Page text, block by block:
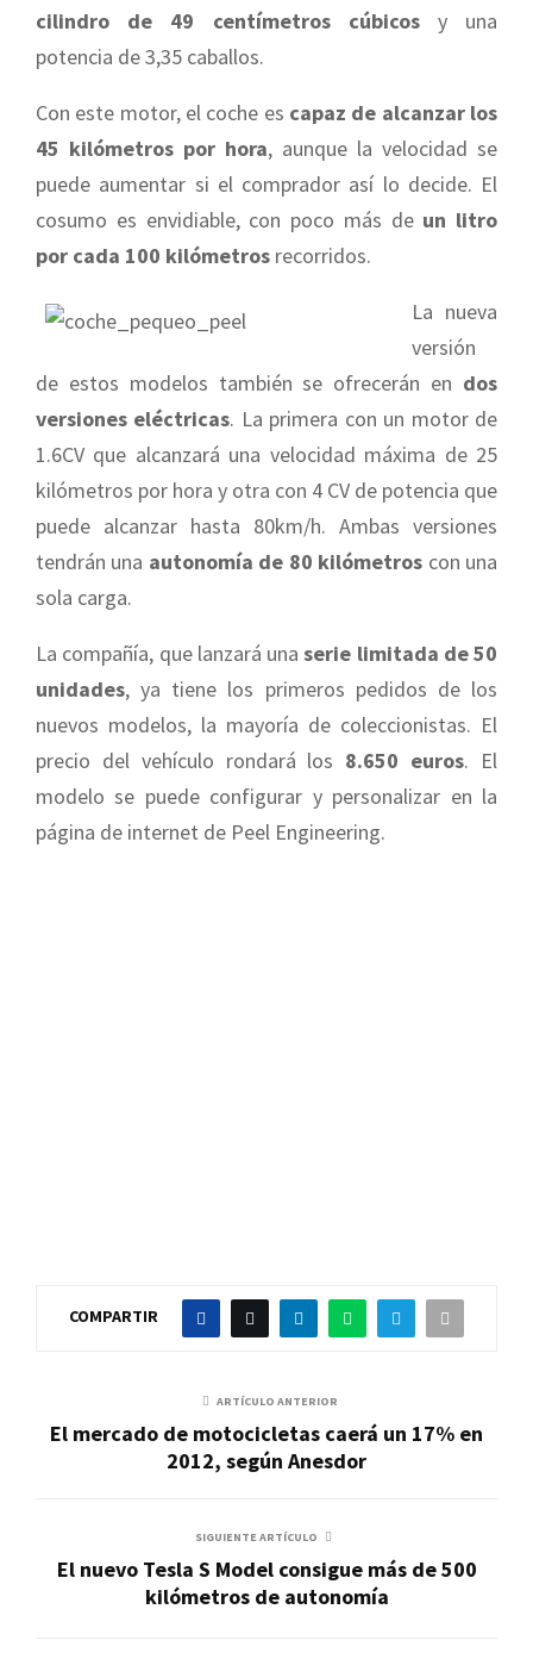
cilindro de 49 centímetros cúbicosy una
potencia de 3,35 caballos.
Con este motor, el coche es capaz de alcanzar los
45 kilómetros por hora, aunque la velocidad se
puede aumentar si el comprador así lo decide. El
cosumo es envidiable, con poco más de un litro
por cada 100 kilómetros recorridos.
La nueva
versión
de estos modelos también se ofrecerán en dos
versiones eléctricas. La primera con un motor de
1.6CV que alcanzará una velocidad máxima de 25
kilómetros por hora y otra con 4 CV de potencia que
puede alcanzar hasta 80km/h. Ambas versiones
tendrán una autonomía de 80 kilómetros con una
sola carga.
La compañía, que lanzará unaserie limitada de 50
unidades, ya tiene los primeros pedidos de los
nuevos modelos, la mayoría de coleccionistas. El
precio del vehículo rondará los 8.650 euros. El
modelo se puede configurar y personalizar en la
página de internet de Peel Engineering.
COMPARTIR
ARTÍCULO ANTERIOR
El mercado de motocicletas caerá un 17% en
2012, según Anesdor
SIGUIENTE ARTÍCULO
El nuevo Tesla S Model consigue más de 500
kilómetros de autonomía